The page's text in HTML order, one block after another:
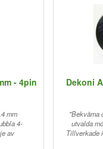
- 4pin
mm
4-
av
Dekoni
"Bekväma
utvalda
Tillverkade